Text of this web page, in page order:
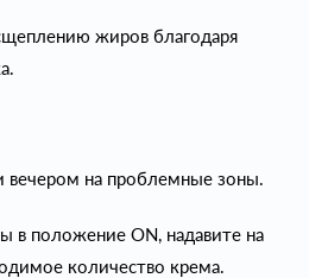
жиров благодаря
вечером на проблемные зоны.
в положение ON, надавите на
количество крема.